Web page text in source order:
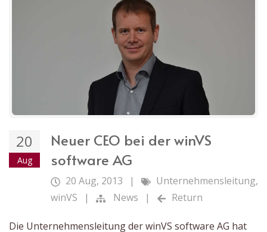
20
Aug
Neuer CEO bei der winVS
software AG
20 Aug, 2013 | Unternehmensleitung,
winVS
| News | Return
Die Unternehmensleitung der winVS software AG hat